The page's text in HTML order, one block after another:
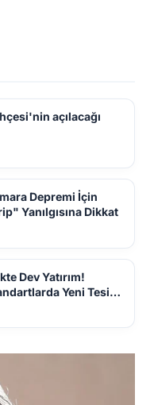
açılacağı
Depremi İçin
Yanılgısına Dikkat
Dev Yatırım!
Yeni Tesis